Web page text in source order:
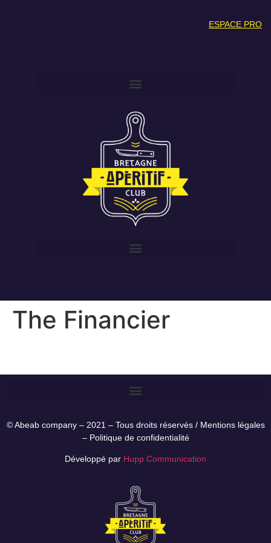
ESPACE PRO
The Financier
© Abeab company – 2021 – Tous droits réservés / Mentions légales
– Politique de confidentialité
Développé par Hupp Communication